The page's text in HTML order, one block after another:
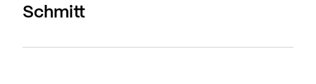
Schmitt